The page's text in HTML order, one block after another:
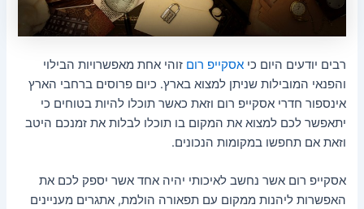
רבים יודעים היום כיאסקייפ רום זוהי אחת מאפשרויות הבילוי
והפנאי המובילות שניתן למצוא בארץ. כיום פרוסים ברחבי הארץ
אינספור חדרי אסקייפ רום וזאת כאשר תוכלו להיות בטוחים כי
יתאפשר לכם למצוא את המקום בו תוכלו לבלות את זמנכם היטב
וזאת אם תחפשו במקומות הנכונים.
אסקייפ רום אשר נחשב לאיכותי יהיה אחד אשר יספק לכם את
האפשרות ליהנות ממקום עם תפאורה הולמת, אתגרים מעניינים